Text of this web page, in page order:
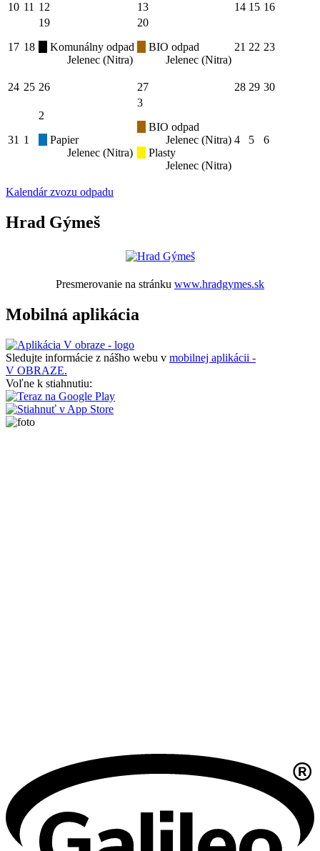
10 11 12 13 14 15 16
17 18
19
Komunálny odpad
Jelenec (Nitra)
20
BIO odpad
Jelenec (Nitra)
21 22 23
24 25 26 27 28 29 30
31 1
2
Papier
Jelenec (Nitra)
3
BIO odpad
Jelenec (Nitra)
Plasty
Jelenec (Nitra)
4 5 6
Kalendár zvozu odpadu
Hrad Gýmeš
Presmerovanie na stránku www.hradgymes.sk
Mobilná aplikácia
Sledujte informácie z nášho webu v mobilnej aplikácii -
V OBRAZE.
Voľne k stiahnutiu: